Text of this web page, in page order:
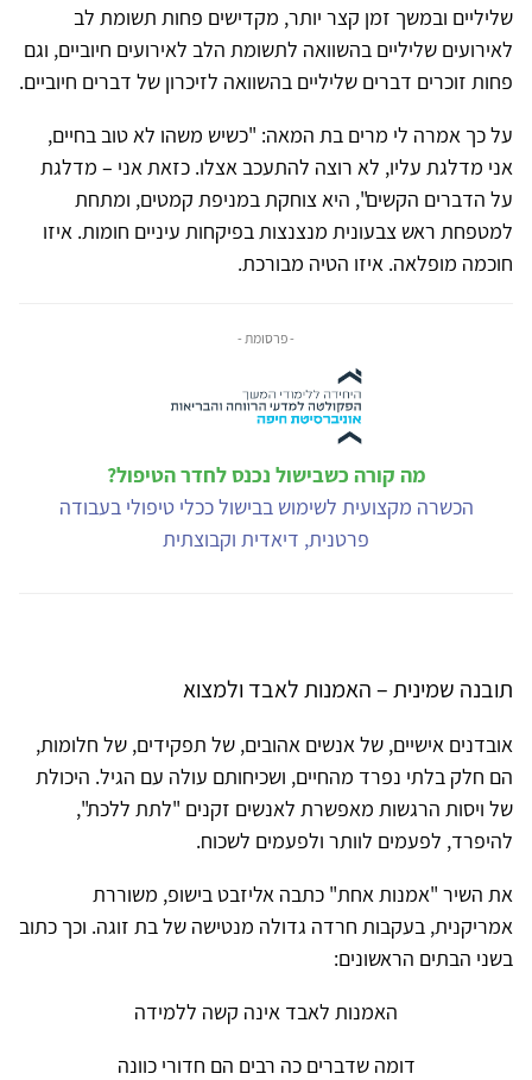
שליליים ובמשך זמן קצר יותר, מקדישים פחות תשומת לב
לאירועים שליליים בהשוואה לתשומת הלב לאירועים חיוביים, וגם
פחות זוכרים דברים שליליים בהשוואה לזיכרון של דברים חיוביים.
על כך אמרה לי מרים בת המאה: "כשיש משהו לא טוב בחיים,
אני מדלגת עליו, לא רוצה להתעכב אצלו. כזאת אני – מדלגת
על הדברים הקשים", היא צוחקת במניפת קמטים, ומתחת
למטפחת ראש צבעונית מנצנצות בפיקחות עיניים חומות. איזו
חוכמה מופלאה. איזו הטיה מבורכת.
- פרסומת -
מה קורה כשבישול נכנס לחדר הטיפול?
הכשרה מקצועית לשימוש בבישול ככלי טיפולי בעבודה
פרטנית, דיאדית וקבוצתית
תובנה שמינית – האמנות לאבד ולמצוא
אובדנים אישיים, של אנשים אהובים, של תפקידים, של חלומות,
הם חלק בלתי נפרד מהחיים, ושכיחותם עולה עם הגיל. היכולת
של ויסות הרגשות מאפשרת לאנשים זקנים "לתת ללכת",
להיפרד, לפעמים לוותר ולפעמים לשכוח.
את השיר "אמנות אחת" כתבה אליזבט בישופ, משוררת
אמריקנית, בעקבות חרדה גדולה מנטישה של בת זוגה. וכך כתוב
בשני הבתים הראשונים:
האמנות לאבד אינה קשה ללמידה
דומה שדברים כה רבים הם חדורי כוונה